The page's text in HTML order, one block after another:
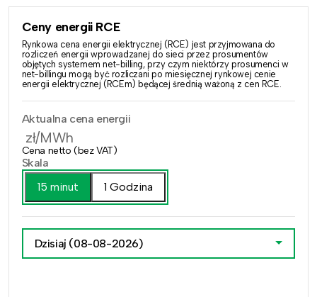
Ceny energii RCE
Rynkowa cena energii elektrycznej (RCE) jest przyjmowana do
rozliczeń energii wprowadzanej do sieci przez prosumentów
objętych systemem net-billing, przy czym niektórzy prosumenci w
net-billingu mogą być rozliczani po miesięcznej rynkowej cenie
energii elektrycznej (RCEm) będącej średnią ważoną z cen RCE.
Aktualna cena energii
zł/MWh
Cena netto (bez VAT)
Skala
15 minut
1 Godzina
Dzisiaj (08-08-2026)